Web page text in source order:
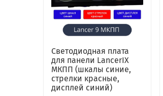
Светодиодная плата
для панели LancerIX
МКПП (шкалы синие,
стрелки красные,
дисплей синий)